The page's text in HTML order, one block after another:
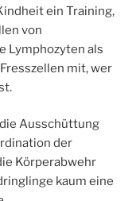
ein Training,
von
Lymphozyten als
mit, wer
Ausschüttung
der
Körperabwehr
kaum eine